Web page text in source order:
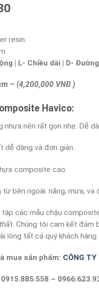
resin.
ộng | L- Chiều dài | D- Đườ
– (4,200,000 VNĐ )
Havico:
nhựa nên rất gọn nhẹ. Dễ
dễ dàng và đơn giản.
composite cao.
bên ngoài: nắng, mưa, va
các mẫu chậu
Chúng tôi cam kết đảm
lòng tất cả quý khách hàng.
mua sản phẩm: CÔNG TY
–